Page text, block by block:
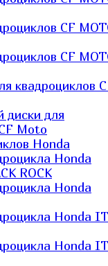
CF
CF
квадроциклов
диски для
Moto
Honda
Honda
ROCK
Honda
Honda
Honda